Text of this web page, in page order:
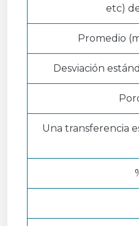
etc)
Promedio
Desviación
Una transferencia